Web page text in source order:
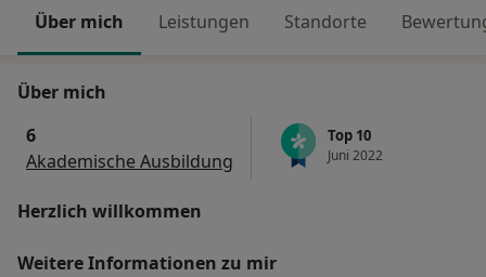
Über mich Leistungen Standorte
Über mich
6
Akademische Ausbildung
Top 10
Juni 2022
Herzlich willkommen
Weitere Informationen zu mir